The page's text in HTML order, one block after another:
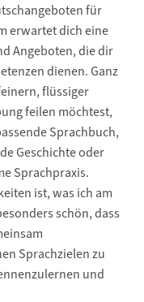
für
erwartet dich eine
Angeboten, die dir
dienen. Ganz
flüssiger
feilen möchtest,
Sprachbuch,
Geschichte oder
Sprachpraxis.
ist, was ich am
schön, dass
Sprachzielen zu
und